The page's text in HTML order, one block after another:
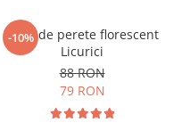
-10%
Ceas de perete florescent
Licurici
88 RON
79 RON